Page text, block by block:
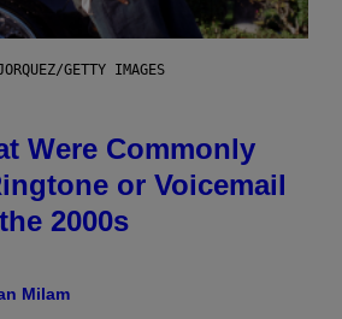
GETTY IMAGES
Were Commonly
or Voicemail
2000s
Milam